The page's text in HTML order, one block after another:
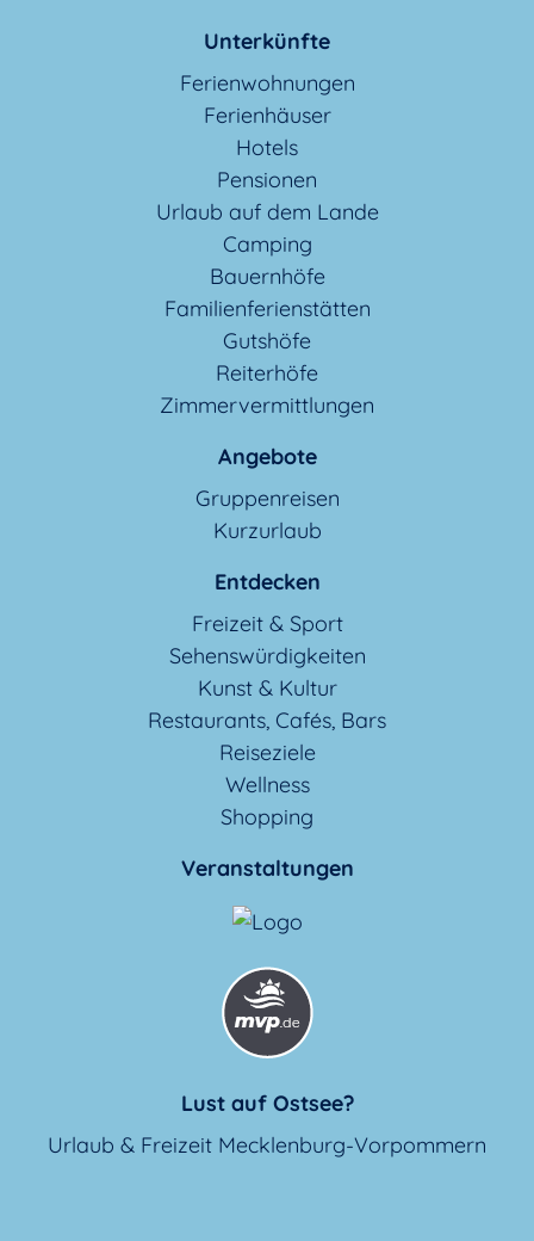
Unterkünfte
Ferienwohnungen
Ferienhäuser
Hotels
Pensionen
Urlaub auf dem Lande
Camping
Bauernhöfe
Familienferienstätten
Gutshöfe
Reiterhöfe
Zimmervermittlungen
Angebote
Gruppenreisen
Kurzurlaub
Entdecken
Freizeit & Sport
Sehenswürdigkeiten
Kunst & Kultur
Restaurants, Cafés, Bars
Reiseziele
Wellness
Shopping
Veranstaltungen
Lust auf Ostsee?
Urlaub & Freizeit Mecklenburg-Vorpommern